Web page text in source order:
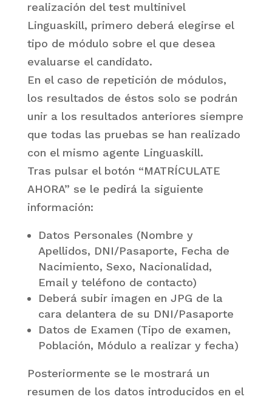
realización del test multinivel
Linguaskill, primero deberá elegirse el
tipo de módulo sobre el que desea
evaluarse el candidato.
En el caso de repetición de módulos,
los resultados de éstos solo se podrán
unir a los resultados anteriores siempre
que todas las pruebas se han realizado
con el mismo agente Linguaskill.
Tras pulsar el botón “MATRÍCULATE
AHORA” se le pedirá la siguiente
información:
Datos Personales (Nombre y
Apellidos, DNI/Pasaporte, Fecha de
Nacimiento, Sexo, Nacionalidad,
Email y teléfono de contacto)
Deberá subir imagen en JPG de la
cara delantera de su DNI/Pasaporte
Datos de Examen (Tipo de examen,
Población, Módulo a realizar y fecha)
Posteriormente se le mostrará un
resumen de los datos introducidos en el